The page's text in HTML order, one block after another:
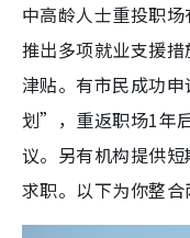
中高龄人士重投职
推出多项就业支援
津贴。有市民成功
划”，重返职场1年
议。另有机构提供
求职。以下为你整合